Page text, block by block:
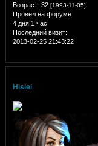
Возраст: 32 [1993-11-05]
Провел на форуме:
4 дня 1 час
Последний визит:
2013-02-25 21:43:22
Hisiel